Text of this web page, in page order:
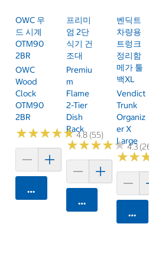
OWC 우
드 시계
OTM90
2BR
OWC
Wood
Clock
OTM90
2BR
★★★★★
★★★★★4.8 (55)
카트에 담기
프리미
엄 2단
식기 건
조대
Premiu
M
Flame
2-Tier
Dish
Rack
★★★★★
★★★★★4.3
카트에 담기
벤딕트
차량용
트렁크
정리함
메가 툴
백XL
Vendict
Trunk
Organiz
Er X
Large
★★
★★
카